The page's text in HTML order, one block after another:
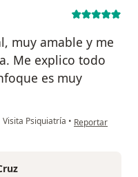
muy amable y me
Me explico todo
es muy
Visita Psiquiatría • en opinión del
Reportar